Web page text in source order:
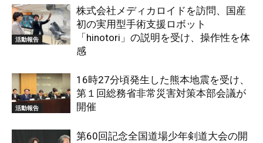
活動報告
株式会社メディカロイドを訪問、国産
初の実用型手術支援ロボット
「hinotori」の説明を受け、操作性を体
感
活動報告
16時27分頃発生した熊本地震を受け、
第１回総務省非常災害対策本部会議が
開催
第60回記念全国道場少年剣道大会の開